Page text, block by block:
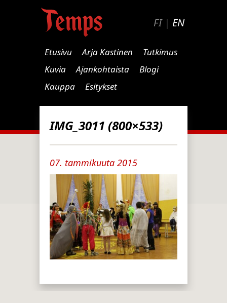
FI| EN
Etusivu Arja Kastinen
Tutkimus
Kuvia
Ajankohtaista
Blogi
Kauppa
Esitykset
IMG_3011 (800×533)
07. tammikuuta 2015